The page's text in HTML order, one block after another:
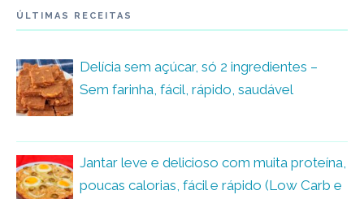
ÚLTIMAS RECEITAS
Delícia sem açúcar, só 2 ingredientes –
Sem farinha, fácil, rápido, saudável
Jantar leve e delicioso com muita proteína,
poucas calorias, fácil e rápido (Low Carb e